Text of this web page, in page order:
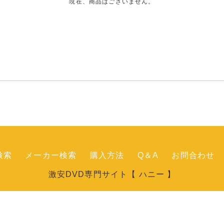
索 メーカー検索 購入方法 Q＆A お問合わせ
激安DVD専門サイト【 ハニー 】